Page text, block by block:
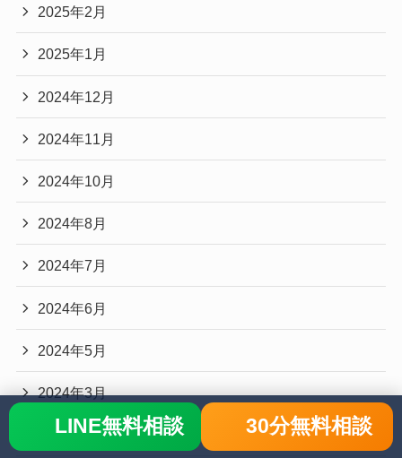
2025年2月
2025年1月
2024年12月
2024年11月
2024年10月
2024年8月
2024年7月
2024年6月
2024年5月
2024年3月
2024年2月
LINE無料相談 30分無料相談